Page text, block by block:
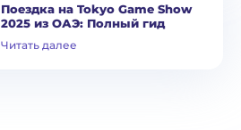
Поездка на Tokyo Game Show
2025 из ОАЭ: Полный гид
Читать далее